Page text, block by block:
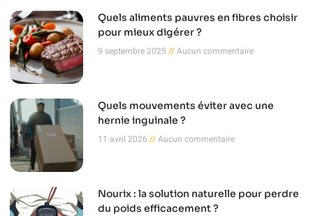
Quels aliments pauvres en fibres choisir
pour mieux digérer ?
9 septembre 2025
Aucun commentaire
Quels mouvements éviter avec une
hernie inguinale ?
11 avril 2026
Aucun commentaire
Nourix : la solution naturelle pour perdre
du poids efficacement ?